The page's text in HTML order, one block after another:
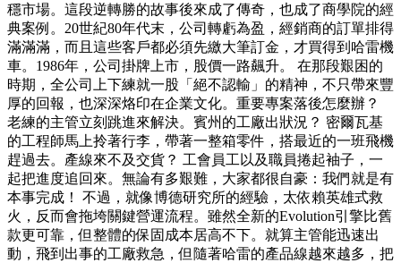
穩市場。這段逆轉勝的故事後來成了傳奇，也成了商學院的經
典案例。20世紀80年代末，公司轉虧為盈，經銷商的訂單排得
滿滿滿，而且這些客戶都必須先繳大筆訂金，才買得到哈雷機
車。1986年，公司掛牌上市，股價一路飆升。 在那段艱困的
時期，全公司上下練就一股「絕不認輸」的精神，不只帶來豐
厚的回報，也深深烙印在企業文化。重要專案落後怎麼辦？
老練的主管立刻跳進來解決。賓州的工廠出狀況？ 密爾瓦基
的工程師馬上拎著行李，帶著一整箱零件，搭最近的一班飛機
趕過去。產線來不及交貨？ 工會員工以及職員捲起袖子，一
起把進度追回來。無論有多艱難，大家都很自豪：我們就是有
本事完成！ 不過，就像博德研究所的經驗，太依賴英雄式救
火，反而會拖垮關鍵營運流程。雖然全新的Evolution引擎比舊
款更可靠，但整體的保固成本居高不下。就算主管能迅速出
動，飛到出事的工廠救急，但隨著哈雷的產品線越來越多，把